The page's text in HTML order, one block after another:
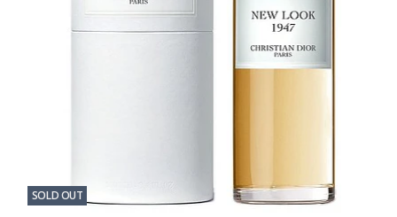
SOLD OUT